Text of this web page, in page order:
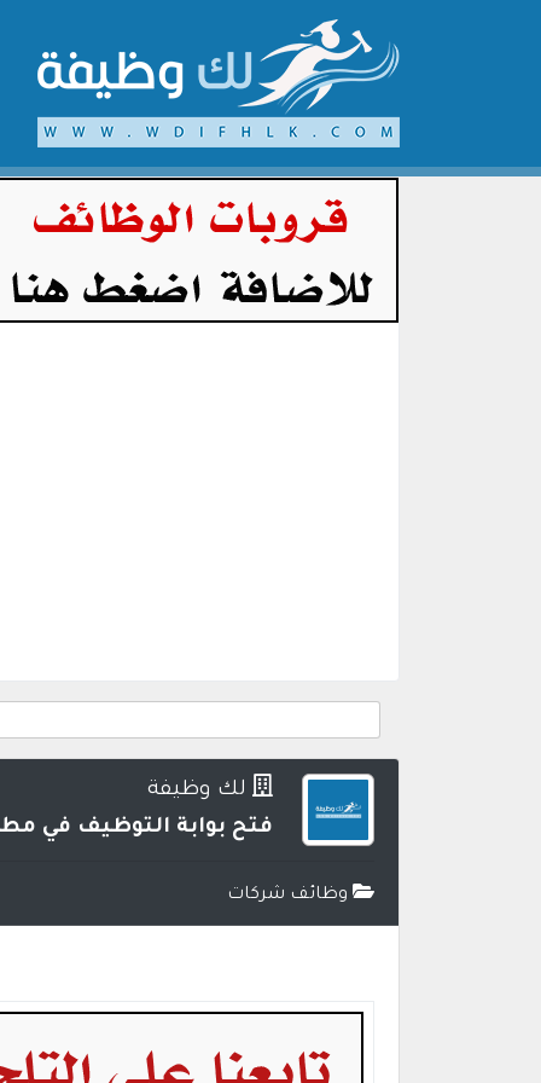
لك وظيفة
فتح بوابة التوظيف في
وظائف شركات